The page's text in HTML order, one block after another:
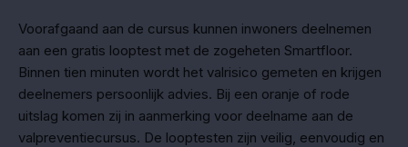
Voorafgaand aan de cursus kunnen inwoners deelnemen
aan een gratis looptest met de zogeheten Smartfloor.
Binnen tien minuten wordt het valrisico gemeten en krijgen
deelnemers persoonlijk advies. Bij een oranje of rode
uitslag komen zij in aanmerking voor deelname aan de
valpreventiecursus. De looptesten zijn veilig, eenvoudig en